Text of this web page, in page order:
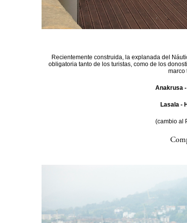
Recientemente construida, la explanada del
obligatoria tanto de los turistas, como de los
marco
Anakrusa -
Lasala -
(cambio al